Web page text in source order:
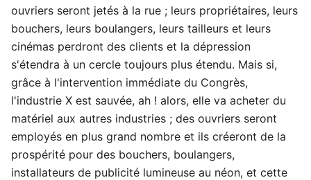
ouvriers seront jetés à la rue ; leurs propriétaires, leurs
bouchers, leurs boulangers, leurs tailleurs et leurs
cinémas perdront des clients et la dépression
s'étendra à un cercle toujours plus étendu. Mais si,
grâce à l'intervention immédiate du Congrès,
l'industrie X est sauvée, ah ! alors, elle va acheter du
matériel aux autres industries ; des ouvriers seront
employés en plus grand nombre et ils créeront de la
prospérité pour des bouchers, boulangers,
installateurs de publicité lumineuse au néon, et cette